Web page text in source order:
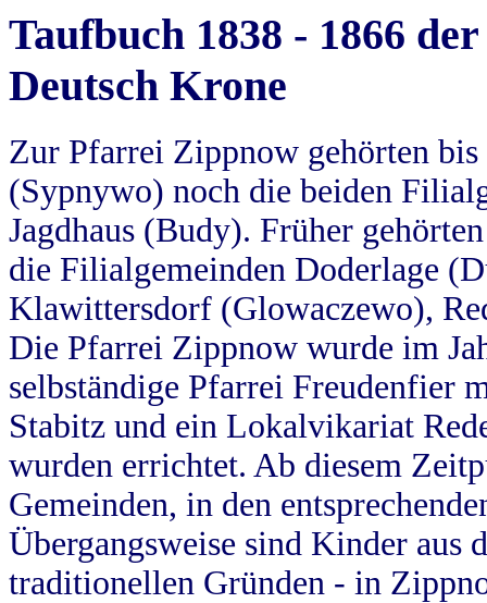
Taufbuch 1838 - 1866
Deutsch Krone
Zur Pfarrei Zippnow gehörten
(Sypnywo) noch die beiden
Jagdhaus (Budy). Früher
die Filialgemeinden Doderlage
Klawittersdorf (Glowaczewo),
Die Pfarrei Zippnow wurde im
selbständige Pfarrei Freudenfier
Stabitz und ein Lokalvikariat
wurden errichtet. Ab diesem
Gemeinden, in den
Übergangsweise sind Kinder aus
traditionellen Gründen - in